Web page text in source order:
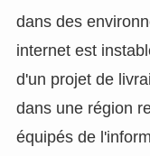
dans des
internet est
d'un projet de
dans une région
équipés de